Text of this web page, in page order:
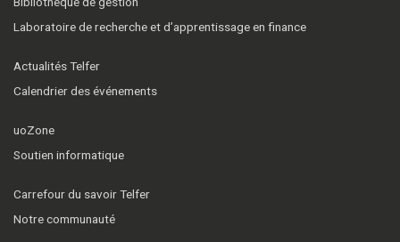
Laboratoire de recherche et d’apprentissage en finance
Actualités Telfer
Calendrier des événements
uoZone
Soutien informatique
Carrefour du savoir Telfer
Notre communauté